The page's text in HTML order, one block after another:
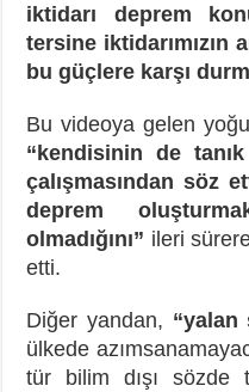
iktidarı deprem
tersine iktidarımızın
bu güçlere karşı
Bu videoya gelen
“kendisinin de
çalışmasından söz
deprem
olmadığını” ileri
etti.
Diğer yandan, “yalan
ülkede
tür bilim dışı sözde